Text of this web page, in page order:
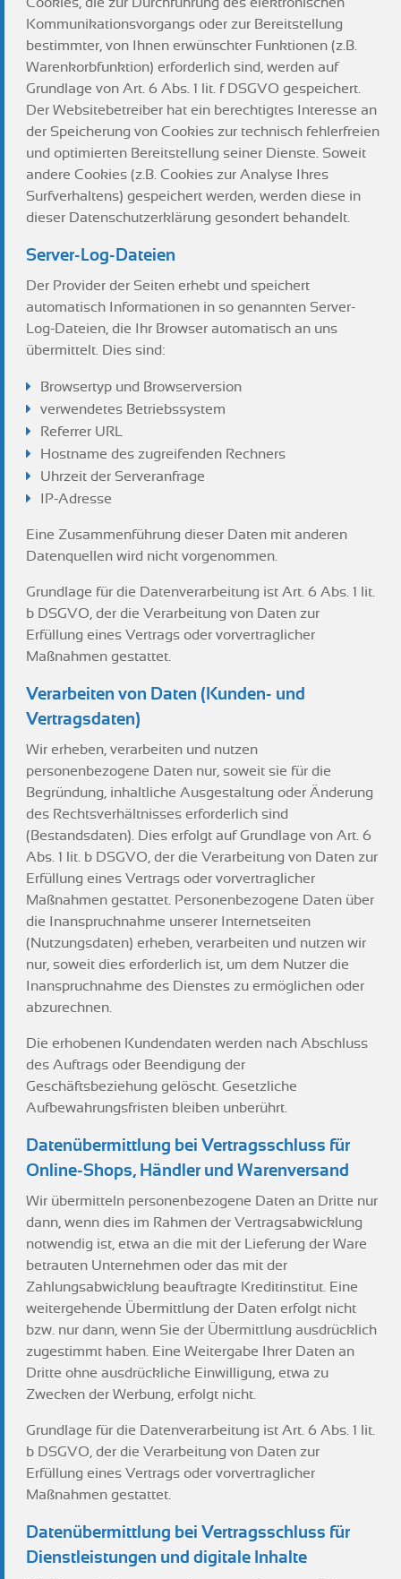
Kommunikationsvorgangs oder zur Bereitstellung
bestimmter, von Ihnen erwünschter Funktionen (z.B.
Warenkorbfunktion) erforderlich sind, werden auf
Grundlage von Art. 6 Abs. 1 lit. f DSGVO gespeichert.
Der Websitebetreiber hat ein berechtigtes Interesse an
der Speicherung von Cookies zur technisch fehlerfreien
und optimierten Bereitstellung seiner Dienste. Soweit
andere Cookies (z.B. Cookies zur Analyse Ihres
Surfverhaltens) gespeichert werden, werden diese in
dieser Datenschutzerklärung gesondert behandelt.
Server-Log-Dateien
Der Provider der Seiten erhebt und speichert
automatisch Informationen in so genannten Server-
Log-Dateien, die Ihr Browser automatisch an uns
übermittelt. Dies sind:
Browsertyp und Browserversion
verwendetes Betriebssystem
Referrer URL
Hostname des zugreifenden Rechners
Uhrzeit der Serveranfrage
IP-Adresse
Eine Zusammenführung dieser Daten mit anderen
Datenquellen wird nicht vorgenommen.
Grundlage für die Datenverarbeitung ist Art. 6 Abs. 1 lit.
b DSGVO, der die Verarbeitung von Daten zur
Erfüllung eines Vertrags oder vorvertraglicher
Maßnahmen gestattet.
Verarbeiten von Daten (Kunden- und
Vertragsdaten)
Wir erheben, verarbeiten und nutzen
personenbezogene Daten nur, soweit sie für die
Begründung, inhaltliche Ausgestaltung oder Änderung
des Rechtsverhältnisses erforderlich sind
(Bestandsdaten). Dies erfolgt auf Grundlage von Art. 6
Abs. 1 lit. b DSGVO, der die Verarbeitung von Daten zur
Erfüllung eines Vertrags oder vorvertraglicher
Maßnahmen gestattet. Personenbezogene Daten über
die Inanspruchnahme unserer Internetseiten
(Nutzungsdaten) erheben, verarbeiten und nutzen wir
nur, soweit dies erforderlich ist, um dem Nutzer die
Inanspruchnahme des Dienstes zu ermöglichen oder
abzurechnen.
Die erhobenen Kundendaten werden nach Abschluss
des Auftrags oder Beendigung der
Geschäftsbeziehung gelöscht. Gesetzliche
Aufbewahrungsfristen bleiben unberührt.
Datenübermittlung bei Vertragsschluss für
Online-Shops, Händler und Warenversand
Wir übermitteln personenbezogene Daten an Dritte nur
dann, wenn dies im Rahmen der Vertragsabwicklung
notwendig ist, etwa an die mit der Lieferung der Ware
betrauten Unternehmen oder das mit der
Zahlungsabwicklung beauftragte Kreditinstitut. Eine
weitergehende Übermittlung der Daten erfolgt nicht
bzw. nur dann, wenn Sie der Übermittlung ausdrücklich
zugestimmt haben. Eine Weitergabe Ihrer Daten an
Dritte ohne ausdrückliche Einwilligung, etwa zu
Zwecken der Werbung, erfolgt nicht.
Grundlage für die Datenverarbeitung ist Art. 6 Abs. 1 lit.
b DSGVO, der die Verarbeitung von Daten zur
Erfüllung eines Vertrags oder vorvertraglicher
Maßnahmen gestattet.
Datenübermittlung bei Vertragsschluss für
Dienstleistungen und digitale Inhalte